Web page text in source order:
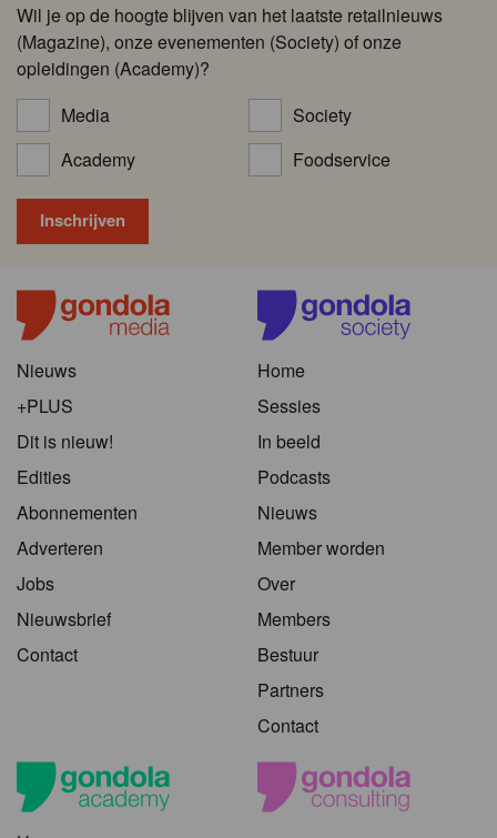
Wil je op de hoogte blijven van het laatste retailnieuws
(Magazine), onze evenementen (Society) of onze
opleidingen (Academy)?
Media
Society
Academy
Foodservice
Nieuws
+PLUS
Dit is nieuw!
Edities
Abonnementen
Adverteren
Jobs
Nieuwsbrief
Contact
Home
Sessies
In beeld
Podcasts
Nieuws
Member worden
Over
Members
Bestuur
Partners
Contact